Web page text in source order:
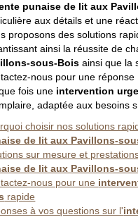
punaise de lit aux
aux détails et une
proposons des solutions
ainsi la réussite de
sous-Bois ainsi que la
nous pour une
fois une intervention
adaptée aux besoins
choisir nos solutions
de lit aux Pavillons-
sur mesure et
de lit aux Pavillons-
nous pour une
rapide
à vos questions sur l'